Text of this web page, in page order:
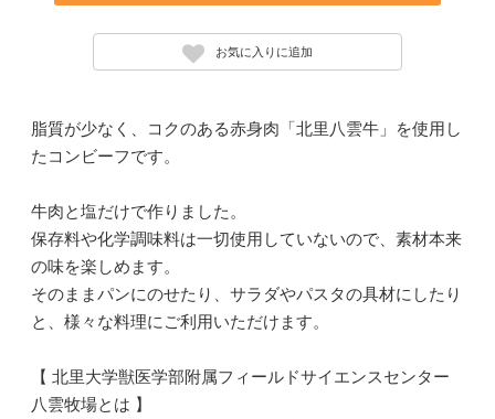
お気に入りに追加
脂質が少なく、コクのある赤身肉「北里八雲牛」を使用し
たコンビーフです。
牛肉と塩だけで作りました。
保存料や化学調味料は一切使用していないので、素材本来
の味を楽しめます。
そのままパンにのせたり、サラダやパスタの具材にしたり
と、様々な料理にご利用いただけます。
【 北里大学獣医学部附属フィールドサイエンスセンター
八雲牧場とは 】